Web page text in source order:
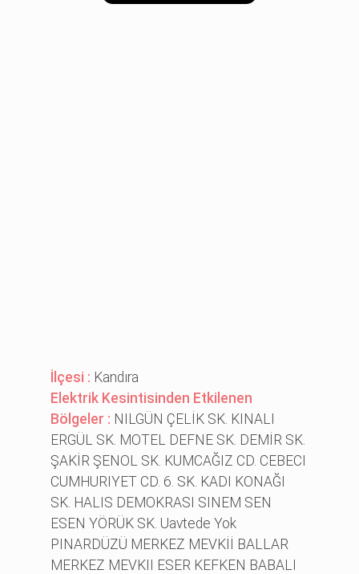
İlçesi : Kandıra
Elektrik Kesintisinden Etkilenen
Bölgeler : NILGÜN ÇELİK SK. KINALI
ERGÜL SK. MOTEL DEFNE SK. DEMİR SK.
ŞAKİR ŞENOL SK. KUMCAĞIZ CD. CEBECI
CUMHURIYET CD. 6. SK. KADI KONAĞI
SK. HALIS DEMOKRASI SINEM SEN
ESEN YÖRÜK SK. Uavtede Yok
PINARDÜZÜ MERKEZ MEVKİİ BALLAR
MERKEZ MEVKII ESER KEFKEN BABALI